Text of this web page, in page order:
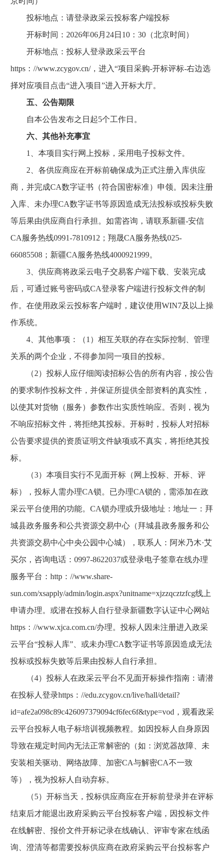
投标地点：请登录政采云投标客户端投标
开标时间：2026年06月24日10：30（北京时间）
开标地点：投标人登录政采云平台
https：//www.zcygov.cn/，进入“项目采购-开标评标-右边选
择对应项目点击“进入项目”进入开标大厅。
五、公告期限
自本公告发布之日起5个工作日。
六、其他补充事宜
1、本项目实行网上投标，采用电子投标文件。
2、各供应商应在开标前确保成为正式注册入库供应
商，并完成CA数字证书（符合国密标准）申领。因未注册
入库、未办理CA数字证书等原因造成无法投标或投标失败
等后果由供应商自行承担。如需咨询，请联系新疆-安信
CA服务热线0991-7810912；翔晟CA服务热线025-
66085508；新疆CA服务热线4000921999。
3、供应商将政采云电子交易客户端下载、安装完成
后，可通过账号密码或CA登录客户端进行投标文件的制
作。在使用政采云投标客户端时，建议使用WIN7及以上操
作系统。
4、其他事项：（1）相互关联的存在实际控制、管理
关系的两个企业，不得参加同一项目的投标。
（2）投标人应仔细阅读招标公告的所有内容，按公告
的要求制作投标文件，并保证所提供全部资料的真实性，
以使其对货物（服务）参数作出实质性响应。否则，视为
不响应招标文件，将拒绝其投标。开标时，投标人对招标
公告要求提供的资质证明文件缺项或不真实，将拒绝其投
标。
（3）本项目实行不见面开标（网上投标、开标、评
标），投标人需办理CA锁。已办理CA锁的，需添加在政
采云平台使用的功能。CA锁办理或升级地址：地址一：拜
城县政务服务和公共资源交易中心（拜城县政务服务和公
共资源交易中心中央公园中心城），联系人：阿米乃木·艾
买尔，咨询电话：0997-8622037或登录电子签章在线办理
服务平台：http：//www.share-
sun.com/xsapply/admin/login.aspx?unitname=xjzzqcztzfcg线上
申请办理。或潜在投标人自行登录新疆数字认证中心网站
https：//www.xjca.com.cn/办理。投标人因未注册进入政采
云平台“投标人库”、或未办理CA数字证书等原因造成无法
投标或投标失败等后果由投标人自行承担。
（4）投标人在政采云平台不见面开标操作指南：请潜
在投标人登录https：//edu.zcygov.cn/live/hall/detail?
id=afe2a098c89c426097379094cf6fec6f&type=vod，观看政采
云平台投标人电子标培训视频教程。如因投标人自身原因
导致在规定时间内无法正常解密的（如：浏览器故障、未
安装相关驱动、网络故障、加密CA与解密CA不一致
等），视为投标人自动弃标。
（5）开标当天，投标供应商应在开标前登录并在评标
结束后才能退出政府采购云平台投标客户端，因投标文件
在线解密、报价文件开标记录在线确认、评审专家在线函
询、澄清等都需要投标供应商在政府采购云平台投标客户